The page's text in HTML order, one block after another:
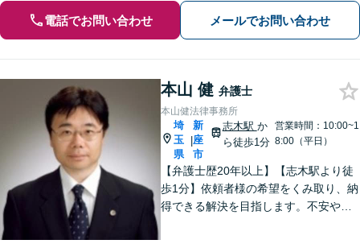
電話でお問い合わせ メールでお問い合わせ
本山 健 弁護士
本山健法律事務所
埼
玉
県
|
新
座
市
志木駅 か
ら徒歩1分
営業時間：10:00~1
8:00（平日）
【弁護士歴20年以上】【志木駅より徒
歩1分】依頼者様の希望をくみ取り、納
得できる解決を目指します。不安や疑